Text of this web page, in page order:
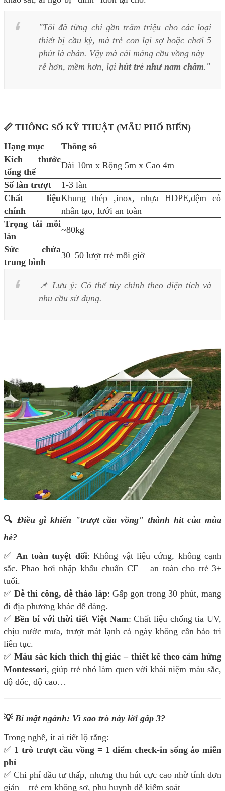
"Tôi đã từng chi gần trăm triệu cho các loại
thiết bị cầu kỳ, mà trẻ con lại sợ hoặc chơi 5
phút là chán. Vậy mà cái máng cầu vồng này –
rẻ hơn, mềm hơn, lại hút trẻ như nam châm."
📏 THÔNG SỐ KỸ THUẬT (MẪU PHỔ BIẾN)
Hạng mục
Thông số
Kích thước
tổng thể
Dài 10m x Rộng 5m x Cao 4m
Số làn trượt
1-3 làn
Chất liệu
chính
Khung thép ,inox, nhựa HDPE,đệm cỏ
nhân tạo, lưới an toàn
Trọng tải mỗi
làn
~80kg
Sức chứa
trung bình
30–50 lượt trẻ mỗi giờ
📌 Lưu ý: Có thể tùy chỉnh theo diện tích và
nhu cầu sử dụng.
🔍 Điều gì khiến "trượt cầu vồng" thành hit của mùa
hè?
✅ An toàn tuyệt đối: Không vật liệu cứng, không cạnh
sắc. Phao hơi nhập khẩu chuẩn CE – an toàn cho trẻ 3+
tuổi.
✅ Dễ thi công, dễ tháo lắp: Gấp gọn trong 30 phút, mang
đi địa phương khác dễ dàng.
✅Bền bỉ với thời tiết Việt Nam: Chất liệu chống tia UV,
chịu nước mưa, trượt mát lạnh cả ngày không cần bảo trì
liên tục.
✅Màu sắc kích thích thị giác – thiết kế theo cảm hứng
Montessori, giúp trẻ nhỏ làm quen với khái niệm màu sắc,
độ dốc, độ cao…
💡 Bí mật ngành: Vì sao trò này lời gấp 3?
Trong nghề, ít ai tiết lộ rằng:
✅ 1 trò trượt cầu vồng = 1 điểm check-in sống ảo miễn
phí
✅ Chi phí đầu tư thấp, nhưng thu hút cực cao nhờ tính đơn
giản – trẻ em không sợ, phụ huynh dễ kiểm soát